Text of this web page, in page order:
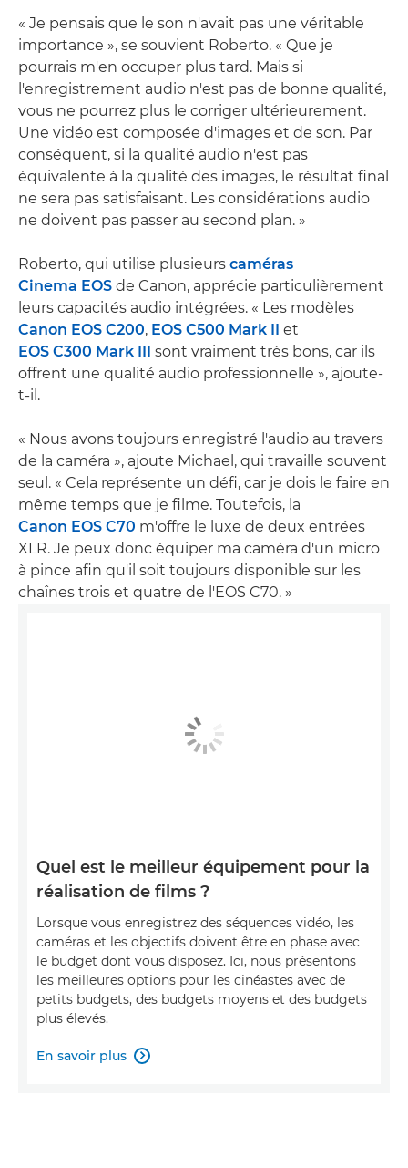
« Je pensais que le son n'avait pas une véritable
importance », se souvient Roberto. « Que je
pourrais m'en occuper plus tard. Mais si
l'enregistrement audio n'est pas de bonne qualité,
vous ne pourrez plus le corriger ultérieurement.
Une vidéo est composée d'images et de son. Par
conséquent, si la qualité audio n'est pas
équivalente à la qualité des images, le résultat final
ne sera pas satisfaisant. Les considérations audio
ne doivent pas passer au second plan. »
Roberto, qui utilise plusieurs caméras
Cinema EOS de Canon, apprécie particulièrement
leurs capacités audio intégrées. « Les modèles
Canon EOS C200, EOS C500 Mark II
et
EOS C300 Mark III
sont vraiment très bons, car ils
offrent une qualité audio professionnelle », ajoute-
t-il.
« Nous avons toujours enregistré l'audio au travers
de la caméra », ajoute Michael, qui travaille souvent
seul. « Cela représente un défi, car je dois le faire en
même temps que je filme. Toutefois, la
Canon EOS C70 m'offre le luxe de deux entrées
XLR. Je peux donc équiper ma caméra d'un micro
à pince afin qu'il soit toujours disponible sur les
chaînes trois et quatre de l'EOS C70. »
Quel est le meilleur équipement pour la
réalisation de films ?
Lorsque vous enregistrez des séquences vidéo, les
caméras et les objectifs doivent être en phase avec
le budget dont vous disposez. Ici, nous présentons
les meilleures options pour les cinéastes avec de
petits budgets, des budgets moyens et des budgets
plus élevés.
En savoir plus 